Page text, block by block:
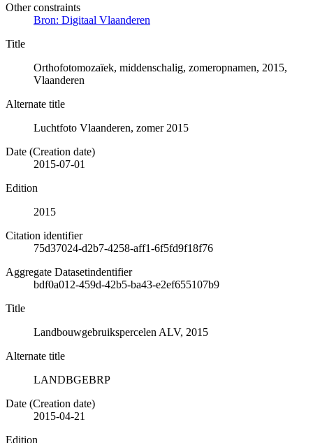
Other constraints
Bron: Digitaal Vlaanderen
Title
Orthofotomozaïek, middenschalig, zomeropnamen, 2015,
Vlaanderen
Alternate title
Luchtfoto Vlaanderen, zomer 2015
Date (Creation date)
2015-07-01
Edition
2015
Citation identifier
75d37024-d2b7-4258-aff1-6f5fd9f18f76
Aggregate Datasetindentifier
bdf0a012-459d-42b5-ba43-e2ef655107b9
Title
Landbouwgebruikspercelen ALV, 2015
Alternate title
LANDBGEBRP
Date (Creation date)
2015-04-21
Edition